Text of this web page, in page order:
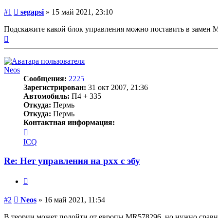
#1 Сообщение
segapsi » 15 май 2021, 23:10
Подскажите какой блок управления можно поставить в замен
Neos
Сообщения: 2225
Зарегистрирован: 31 окт 2007, 21:36
Автомобиль: П4 + 335
Откуда: Пермь
Откуда: Пермь
Контактная информация:
информация
пользователя
ICQ
Re: Нет управления на рхх с эбу
#2 Сообщение
Neos » 16 май 2021, 11:54